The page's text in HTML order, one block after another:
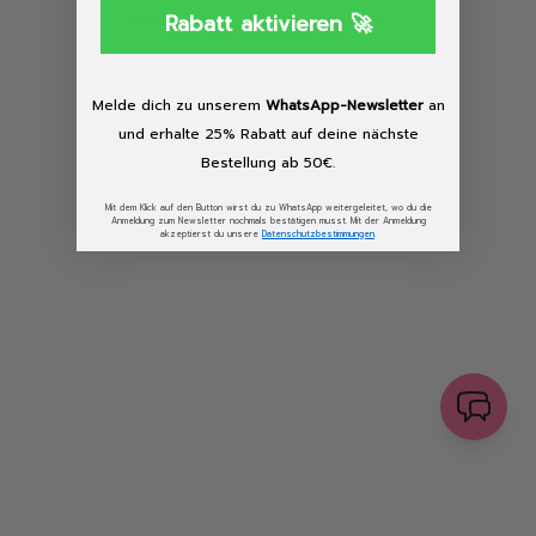
browser console for more information)
Rabatt aktivieren 🚀
Melde dich zu unserem WhatsApp-Newsletteran
und erhalte 25% Rabatt auf deine nächste
Bestellung ab 50€.
Mit dem Klick auf den Button wirst du zu WhatsApp weitergeleitet, wo du die
Anmeldung zum Newsletter nochmals bestätigen musst. Mit der Anmeldung
akzeptierst du unsere Datenschutzbestimmungen.